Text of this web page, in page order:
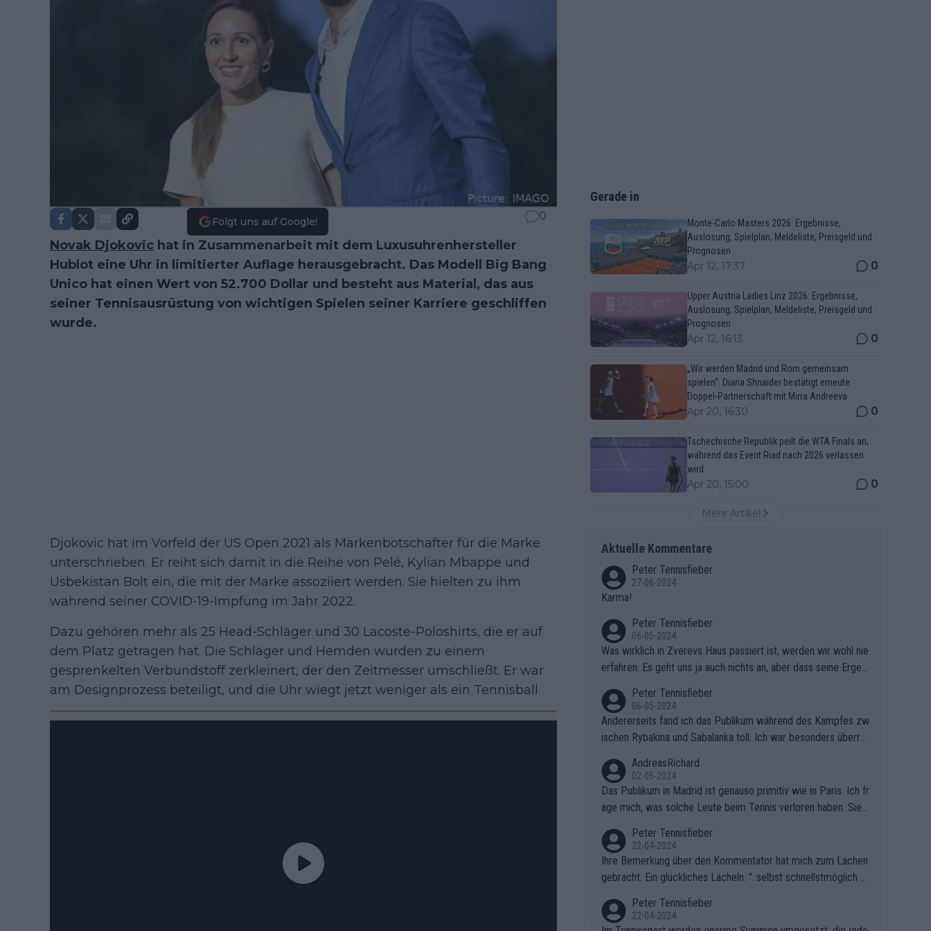
Folgt uns auf Google! 0
Novak Djokovic hat in Zusammenarbeit mit dem Luxusuhrenhersteller
Hublot eine Uhr in limitierter Auflage herausgebracht. Das Modell Big Bang
Unico hat einen Wert von 52.700 Dollar und besteht aus Material, das aus
seiner Tennisausrüstung von wichtigen Spielen seiner Karriere geschliffen
wurde.
Djokovic hat im Vorfeld der US Open 2021 als Markenbotschafter für die Marke
unterschrieben. Er reiht sich damit in die Reihe von Pelé, Kylian Mbappe und
Usbekistan Bolt ein, die mit der Marke assoziiert werden. Sie hielten zu ihm
während seiner COVID-19-Impfung im Jahr 2022.
Dazu gehören mehr als 25 Head-Schläger und 30 Lacoste-Poloshirts, die er auf
dem Platz getragen hat. Die Schläger und Hemden wurden zu einem
gesprenkelten Verbundstoff zerkleinert, der den Zeitmesser umschließt. Er war
am Designprozess beteiligt, und die Uhr wiegt jetzt weniger als ein Tennisball
Gerade in
Monte-Carlo Masters 2026: Ergebnisse,
Auslosung, Spielplan, Meldeliste, Preisgeld und
Prognosen
Apr 12, 17:37 0
Upper Austria Ladies Linz 2026: Ergebnisse,
Auslosung, Spielplan, Meldeliste, Preisgeld und
Prognosen
Apr 12, 16:13 0
„Wir werden Madrid und Rom gemeinsam
spielen“: Diana Shnaider bestätigt erneute
Doppel-Partnerschaft mit Mirra Andreeva
Apr 20, 16:30 0
Tschechische Republik peilt die WTA Finals an,
während das Event Riad nach 2026 verlassen
wird
Apr 20, 15:00 0
Mehr Artikel
Aktuelle Kommentare
Peter Tennisfieber
27-06-2024
Karma!
Peter Tennisfieber
06-05-2024
Was wirklich in Zverevs Haus passiert ist, werden wir wohl nie
erfahren. Es geht uns ja auch nichts an, aber dass seine Ergeb
Peter Tennisfieber
06-05-2024
Andererseits fand ich das Publikum während des Kampfes zw
ischen Rybakina und Sabalanka toll. Ich war besonders überras
AndreasRichard
02-05-2024
Das Publikum in Madrid ist genauso primitiv wie in Paris. Ich fr
age mich, was solche Leute beim Tennis verloren haben. Sie s
ben.
Peter Tennisfieber
22-04-2024
Ihre Bemerkung über den Kommentator hat mich zum Lachen
gebracht. Ein glückliches Lächeln. "..selbst schnellstmöglich na
Peter Tennisfieber
22-04-2024